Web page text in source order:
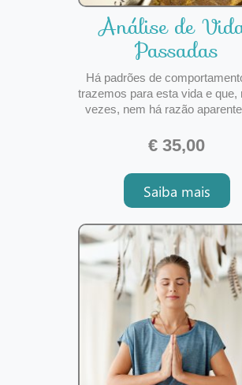
Análise de
Passadas
Há padrões de
trazemos para esta vida e que,
vezes, nem há razão
dificuldades (materiais,
espirituais), traumas,
vícios, dons, talentos e virtudes
isso pode estar relacionado
diretamente ou indiretame
€ 35,00
Saiba mais